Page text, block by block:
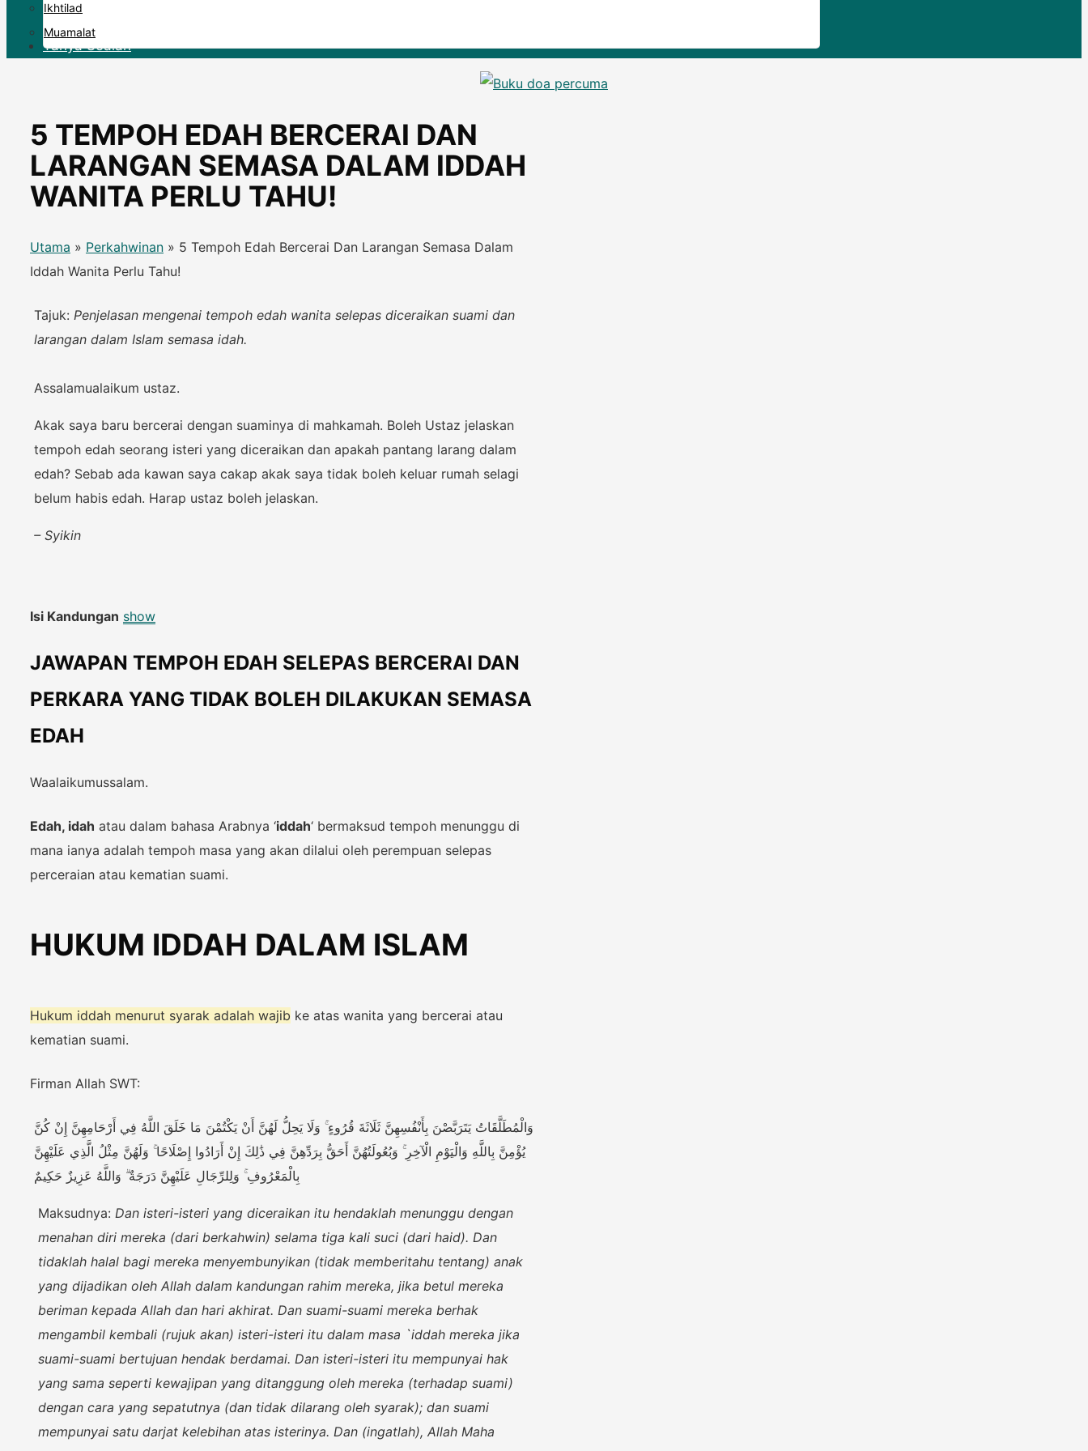
Ikhtilad
Muamalat
Tanya Soalan
5 TEMPOH EDAH BERCERAI DAN
LARANGAN SEMASA DALAM IDDAH
WANITA PERLU TAHU!
Utama » Perkahwinan » 5 Tempoh Edah Bercerai Dan Larangan Semasa Dalam
Iddah Wanita Perlu Tahu!
Tajuk: Penjelasan mengenai tempoh edah wanita selepas diceraikan suami dan
larangan dalam Islam semasa idah.
Assalamualaikum ustaz.
Akak saya baru bercerai dengan suaminya di mahkamah. Boleh Ustaz jelaskan
tempoh edah seorang isteri yang diceraikan dan apakah pantang larang dalam
edah? Sebab ada kawan saya cakap akak saya tidak boleh keluar rumah selagi
belum habis edah. Harap ustaz boleh jelaskan.
– Syikin
Isi Kandungan show
JAWAPAN TEMPOH EDAH SELEPAS BERCERAI DAN
PERKARA YANG TIDAK BOLEH DILAKUKAN SEMASA
EDAH
Waalaikumussalam.
Edah, idah atau dalam bahasa Arabnya ‘iddah‘ bermaksud tempoh menunggu di
mana ianya adalah tempoh masa yang akan dilalui oleh perempuan selepas
perceraian atau kematian suami.
HUKUM IDDAH DALAM ISLAM
Hukum iddah menurut syarak adalah wajib ke atas wanita yang bercerai atau
kematian suami.
Firman Allah SWT:
وَالْمُطَلَّقَاتُ يَتَرَبَّصْنَ بِأَنْفُسِهِنَّ ثَلَاثَةَ قُرُوءٍ ۚ وَلَا يَحِلُّ لَهُنَّ أَنْ يَكْتُمْنَ مَا خَلَقَ اللَّهُ فِي أَرْحَامِهِنَّ إِنْ كُنَّ
يُؤْمِنَّ بِاللَّهِ وَالْيَوْمِ الْآخِرِ ۚ وَبُعُولَتُهُنَّ أَحَقُّ بِرَدِّهِنَّ فِي ذَٰلِكَ إِنْ أَرَادُوا إِصْلَاحًا ۚ وَلَهُنَّ مِثْلُ الَّذِي عَلَيْهِنَّ
بِالْمَعْرُوفِ ۚ وَلِلرِّجَالِ عَلَيْهِنَّ دَرَجَةٌ ۗ وَاللَّهُ عَزِيزٌ حَكِيمٌ
Maksudnya: Dan isteri-isteri yang diceraikan itu hendaklah menunggu dengan
menahan diri mereka (dari berkahwin) selama tiga kali suci (dari haid). Dan
tidaklah halal bagi mereka menyembunyikan (tidak memberitahu tentang) anak
yang dijadikan oleh Allah dalam kandungan rahim mereka, jika betul mereka
beriman kepada Allah dan hari akhirat. Dan suami-suami mereka berhak
mengambil kembali (rujuk akan) isteri-isteri itu dalam masa `iddah mereka jika
suami-suami bertujuan hendak berdamai. Dan isteri-isteri itu mempunyai hak
yang sama seperti kewajipan yang ditanggung oleh mereka (terhadap suami)
dengan cara yang sepatutnya (dan tidak dilarang oleh syarak); dan suami
mempunyai satu darjat kelebihan atas isterinya. Dan (ingatlah), Allah Maha